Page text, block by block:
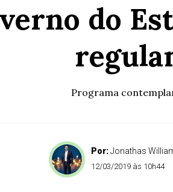
do
Programa
Por:Jonathas
12/03/2019 às 10h44